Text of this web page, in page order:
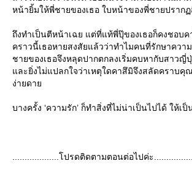
หน้ายิ้มให้พี่ชายของเธอ ใบหน้าของพี่ชายปรากฏ
ถึงทำเป็นตีหน้าเฉย แต่ที่แท้พี่ปุ๊ของเธอก็คงชอบ
คราวนี้เธอหายสงสัยแล้วว่าทำไมคนที่รักษาควา
ชายของเธอจึงหลุดปากตกลงเริ่มคบหากับสาวญี่
ละยิ่งไม่แปลกใจว่าเหตุใดคาสึมิจึงสลัดคราบคุ
ง่ายดา
บางครั้ง ‘ความรัก’ ก็ทำสิ่งที่ไม่น่าเป็นไปได้ ให้เ
...................โปรดติดตามตอนต่อไปค่ะ.................